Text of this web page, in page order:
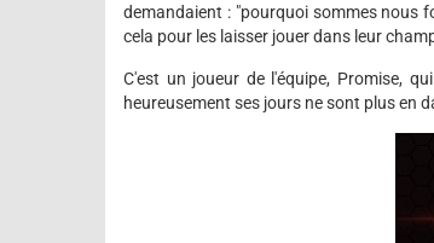
demandaient : "pourquoi sommes nous
cela pour les laisser jouer dans leur
C'est un joueur de l'équipe, Promise,
heureusement ses jours ne sont plus en